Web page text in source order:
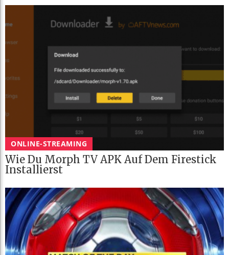
ONLINE-STREAMING
Wie Du Morph TV APK Auf Dem Firestick
Installierst